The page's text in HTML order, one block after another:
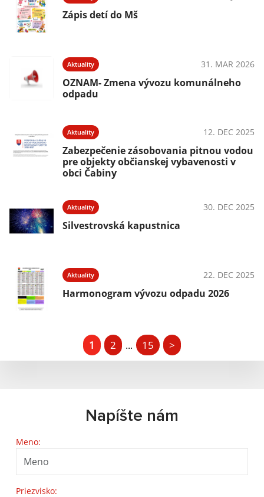
Zápis detí do Mš
Aktuality 31. MAR 2026
OZNAM- Zmena vývozu komunálneho
odpadu
Aktuality 12. DEC 2025
Zabezpečenie zásobovania pitnou vodou
pre objekty občianskej vybavenosti v
obci Čabiny
Aktuality 30. DEC 2025
Silvestrovská kapustnica
Aktuality 22. DEC 2025
Harmonogram vývozu odpadu 2026
1 2 ... 15 >
Napíšte nám
Meno:
Priezvisko: